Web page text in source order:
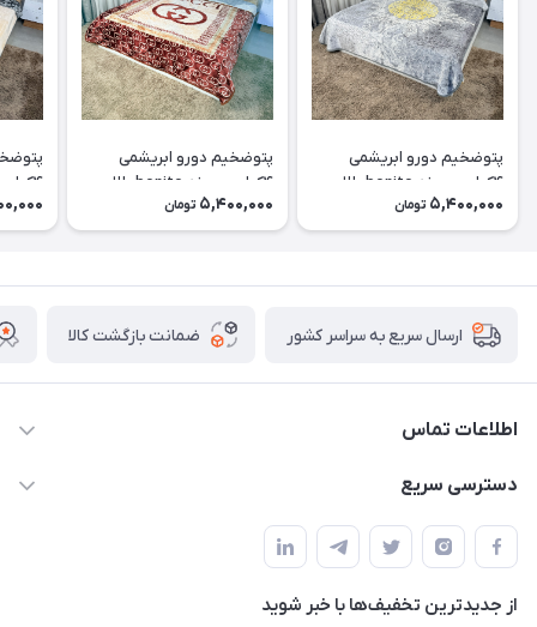
پتوضخیم دورو ابریشمی
۴کیلویی برند bonito طلایی
کد۲۰
5,400,000 تومان
پتوضخیم دورو ابریشمی
۴کیلویی برند bonito طلایی
کد۱۹
5,400,000 تومان کد۱۸
ارسال سریع به سراسر کشور ضمانت بازگشت کالا
اطلاعات تماس
09174090037
09174090035
بوشهر ، بندر ديلم، خيابان ساحلي ، بازار كويتي، روبرو شيلات
پنجمين فروشگاه كالاخواب پهلواني
دسترسی سریع
حساب کاربری
راهنماي خريد
لیست محصولات
از جدید‌ترین تخفیف‌ها با‌ خبر شوید